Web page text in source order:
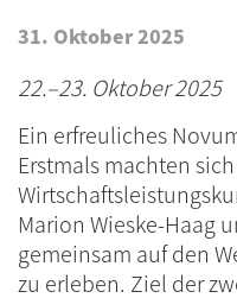
31. Oktober 2025
22.–23. Oktober 2025
Ein erfreuliches
Erstmals machten
Marion Wieske-Haag
gemeinsam auf den
zu erleben. Ziel der